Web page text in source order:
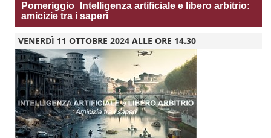
Pomeriggio_Intelligenza artificiale e libero arbitrio:
amicizie tra i saperi
VENERDÌ 11 OTTOBRE 2024 ALLE ORE 14.30